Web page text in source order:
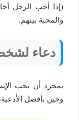
(إذا أحب الرجل
والمحبة بينهم.
دعاء
بمجرد أن يحب
وحين بأفضل